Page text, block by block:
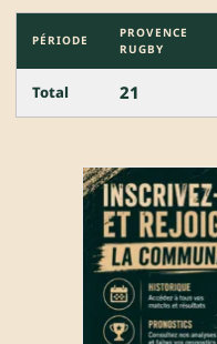
PÉRIODE
PROVENCE
RUGBY
Total 21